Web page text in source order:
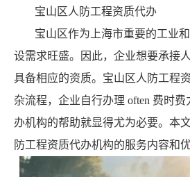
宝山区人防工程资质代办
宝山区作为上海市重要的工业
设需求旺盛。因此，企业想要承接
具备相应的资质。宝山区人防工程
杂流程，企业自行办理 often 费时
办机构的帮助就显得尤为必要。本
防工程资质代办机构的服务内容和优